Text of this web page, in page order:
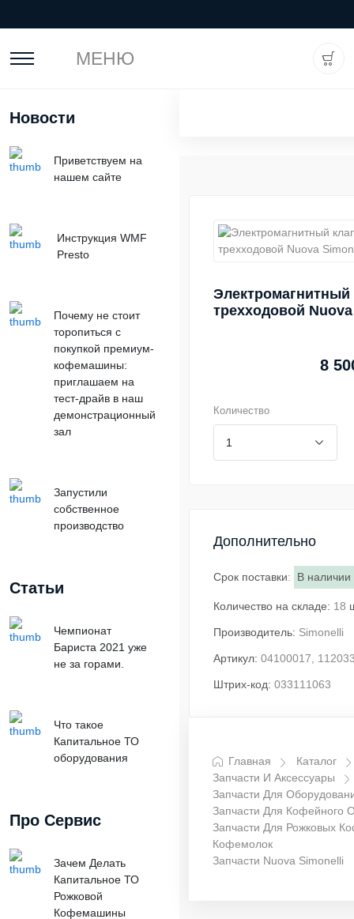
МЕНЮ
Новости
Приветствуем на
нашем сайте
Инструкция WMF
Presto
Почему не стоит
торопиться с
покупкой премиум-
кофемашины:
приглашаем на
тест-драйв в наш
демонстрационный
зал
Запустили
собственное
производство
Статьи
Чемпионат
Бариста 2021 уже
не за горами.
Что такое
Капитальное ТО
оборудования
Про Сервис
Зачем Делать
Капитальное ТО
Рожковой
Кофемашины
трехходовой
8
Количество
Дополнительно
Срок поставки: В наличии
Количество на складе: 18
Производитель: Simonelli
Артикул: 04100017,
Штрих-код: 033111063
Главная
Каталог
Запчасти И Аксессуары
Запчасти Для
Запчасти Для Кофейного
Запчасти Для Рожковых
Кофемолок
Запчасти Nuova Simonelli